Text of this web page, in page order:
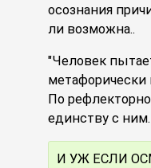
осознания
ли возможна..
"Человек
метафорически
По
единству с ним.
И УЖ ЕСЛИ